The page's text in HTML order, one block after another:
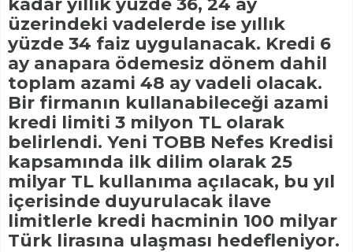
kadar yıllık yüzde 36, 24 ay
üzerindeki vadelerde ise yıllık
yüzde 34 faiz uygulanacak. Kredi 6
ay anapara ödemesiz dönem dahil
toplam azami 48 ay vadeli olacak.
Bir firmanın kullanabileceği azami
kredi limiti 3 milyon TL olarak
belirlendi. Yeni TOBB Nefes Kredisi
kapsamında ilk dilim olarak 25
milyar TL kullanıma açılacak, bu yıl
içerisinde duyurulacak ilave
limitlerle kredi hacminin 100 milyar
Türk lirasına ulaşması hedefleniyor.